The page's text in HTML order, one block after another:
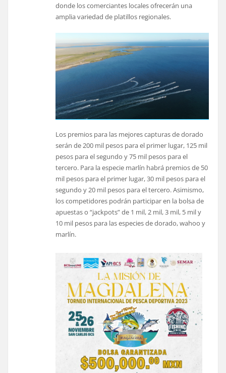
donde los comerciantes locales ofrecerán una
amplia variedad de platillos regionales.
Los premios para las mejores capturas de dorado
serán de 200 mil pesos para el primer lugar, 125 mil
pesos para el segundo y 75 mil pesos para el
tercero. Para la especie marlín habrá premios de 50
mil pesos para el primer lugar, 30 mil pesos para el
segundo y 20 mil pesos para el tercero. Asimismo,
los competidores podrán participar en la bolsa de
apuestas o “jackpots” de 1 mil, 2 mil, 3 mil, 5 mil y
10 mil pesos para las especies de dorado, wahoo y
marlín.